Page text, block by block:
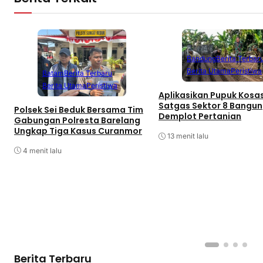
BatamBerita Terbaru
Berita UtamaPeristiwa
Polsek Sei Beduk Bersama Tim
Gabungan Polresta Barelang
Ungkap Tiga Kasus Curanmor
4 menit lalu
BandungBerita
Berita UtamaPeristiwa
Aplikasikan Pupuk
Satgas Sektor 8 Bangun
Demplot Pertanian
13 menit lalu
Berita Terbaru